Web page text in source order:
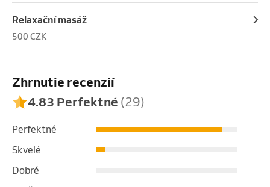
Relaxační masáž
500 CZK
Zhrnutie recenzií
4.83 Perfektné (29)
Perfektné
Skvelé
Dobré